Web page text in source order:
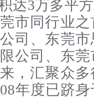
达3万多平
市同行业
司、东莞
公司、东
，汇聚众
年度已跻